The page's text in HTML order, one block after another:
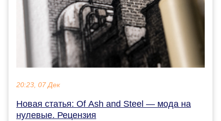
20:23, 07 Дек
Новая статья: Of Ash and Steel — мода на
нулевые. Рецензия